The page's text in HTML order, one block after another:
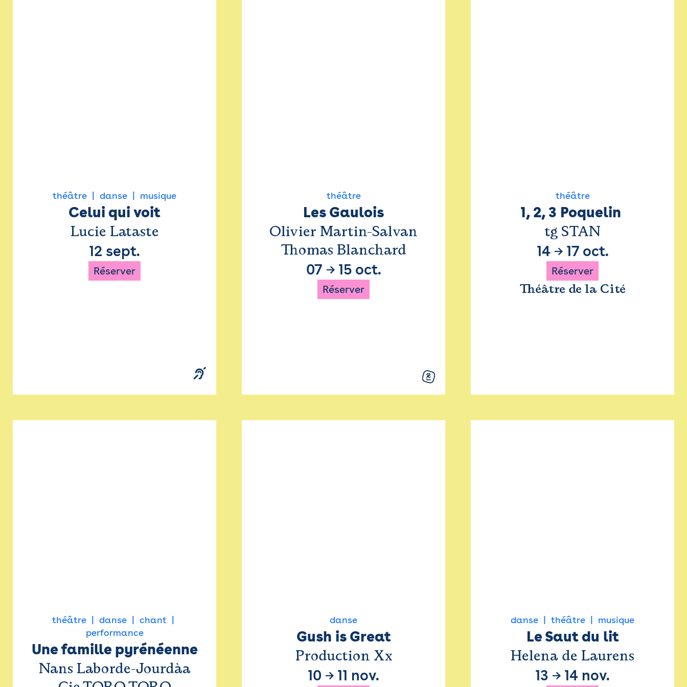
théâtre danse musique
Celui qui voit
Lucie Lataste
12 sept.
Réserver
théâtre
Les Gaulois
Olivier Martin-Salvan
Thomas Blanchard
07 → 15 oct.
Réserver
théâtre
1, 2, 3 Poquelin
tg STAN
14→ 17 oct.
Réserver
Théâtre de la Cité
théâtre danse
chant
performance
Une famille pyrénéenne
Nans Laborde-Jourdàa
danse
Gush is Great
Production Xx
10 → 11 nov.
danse théâtre musique
Le Saut du lit
Helena de Laurens
13 → 14 nov.